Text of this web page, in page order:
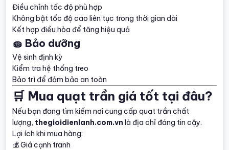
Điều chỉnh tốc độ phù hợp
Không bật tốc độ cao liên tục trong thời gian dài
Kết hợp điều hòa để tăng hiệu quả
🧽 Bảo dưỡng
Vệ sinh định kỳ
Kiểm tra hệ thống treo
Bảo trì để đảm bảo an toàn
🛒 Mua quạt trần giá tốt tại đâu?
Nếu bạn đang tìm kiếm nơi cung cấp quạt trần chất
lượng, thegioidienlanh.com.vn là địa chỉ đáng tin cậy.
Lợi ích khi mua hàng:
💰 Giá cạnh tranh